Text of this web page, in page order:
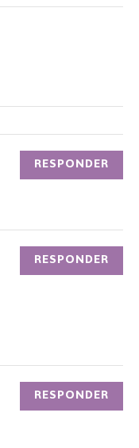
RESPONDER
RESPONDER
RESPONDER